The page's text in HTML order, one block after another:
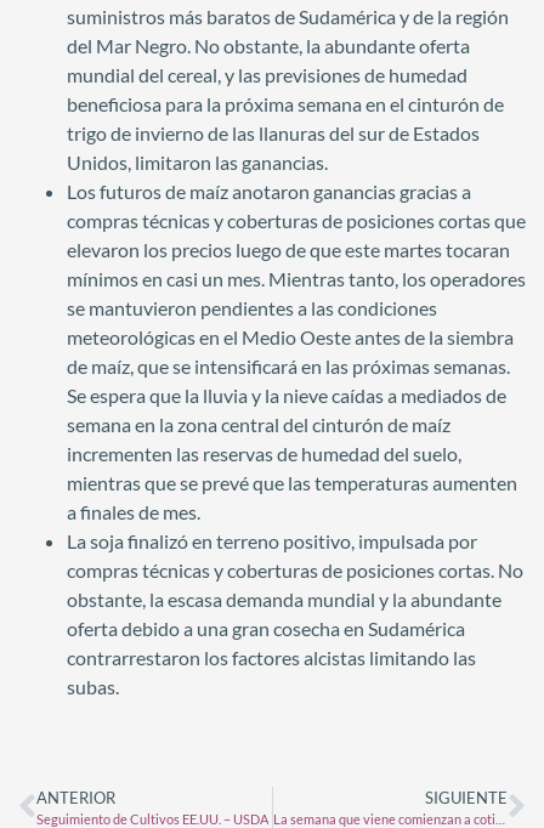
suministros más baratos de Sudamérica y de la región
del Mar Negro. No obstante, la abundante oferta
mundial del cereal, y las previsiones de humedad
beneficiosa para la próxima semana en el cinturón de
trigo de invierno de las llanuras del sur de Estados
Unidos, limitaron las ganancias.
Los futuros de maíz anotaron ganancias gracias a
compras técnicas y coberturas de posiciones cortas que
elevaron los precios luego de que este martes tocaran
mínimos en casi un mes. Mientras tanto, los operadores
se mantuvieron pendientes a las condiciones
meteorológicas en el Medio Oeste antes de la siembra
de maíz, que se intensificará en las próximas semanas.
Se espera que la lluvia y la nieve caídas a mediados de
semana en la zona central del cinturón de maíz
incrementen las reservas de humedad del suelo,
mientras que se prevé que las temperaturas aumenten
a finales de mes.
La soja finalizó en terreno positivo, impulsada por
compras técnicas y coberturas de posiciones cortas. No
obstante, la escasa demanda mundial y la abundante
oferta debido a una gran cosecha en Sudamérica
contrarrestaron los factores alcistas limitando las
subas.
ANTERIOR
Seguimiento de Cultivos EE.UU. – USDA
SIGUIENTE